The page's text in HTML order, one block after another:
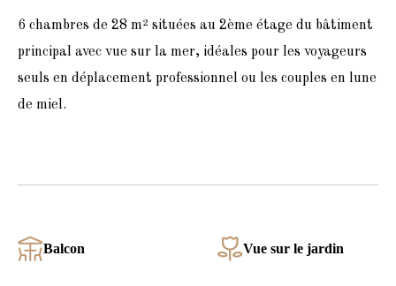
6 chambres de 28 m² situées au 2ème étage du bâtiment
principal avec vue sur la mer, idéales pour les voyageurs
seuls en déplacement professionnel ou les couples en lune
de miel.
Balcon Vue sur le jardin